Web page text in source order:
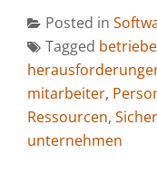
Posted in
Tagged betriebe
mitarbeiter,
Ressourcen,
unternehmen